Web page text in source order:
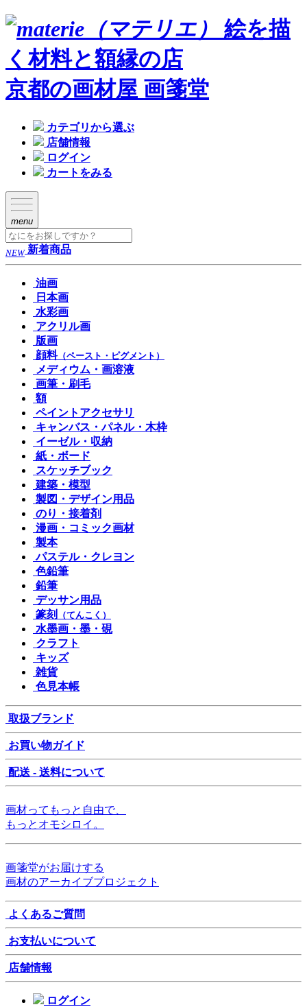
絵を描
く材料と額縁の店
京都の画材屋 画箋堂
カテゴリから選ぶ
店舗情報
ログイン
カートをみる
menu
NEW 新着商品
油画
日本画
水彩画
アクリル画
版画
顔料（ペースト・ピグメント）
メディウム・画溶液
画筆・刷毛
額
ペイントアクセサリ
キャンバス・パネル・木枠
イーゼル・収納
紙・ボード
スケッチブック
建築・模型
製図・デザイン用品
のり・接着剤
漫画・コミック画材
製本
パステル・クレヨン
色鉛筆
鉛筆
デッサン用品
篆刻
（てんこく）
水墨画・墨・硯
クラフト
キッズ
雑貨
色見本帳
取扱ブランド
お買い物ガイド
配送 - 送料について
画材ってもっと自由で、
もっとオモシロイ。
画箋堂がお届けする
画材のアーカイブプロジェクト
よくあるご質問
お支払いについて
店舗情報
ログイン